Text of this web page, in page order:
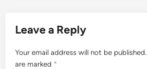
Leave a Reply
Your email address will not be published.
are marked *